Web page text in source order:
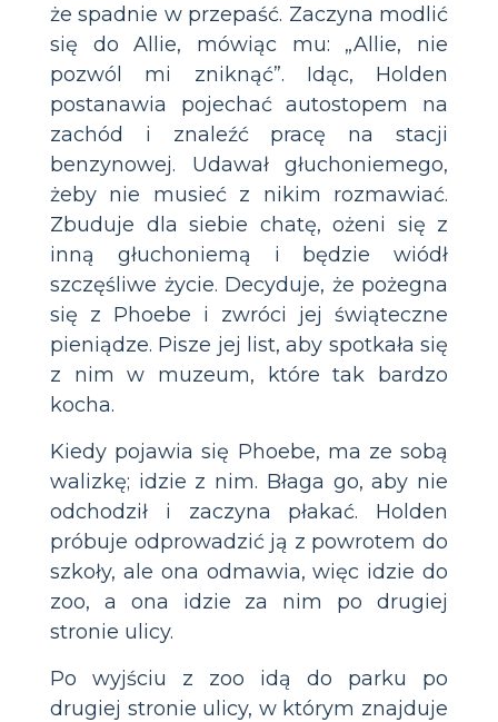
że spadnie w przepaść. Zaczyna modlić
się do Allie, mówiąc mu: „Allie, nie
pozwól mi zniknąć”. Idąc, Holden
postanawia pojechać autostopem na
zachód i znaleźć pracę na stacji
benzynowej. Udawał głuchoniemego,
żeby nie musieć z nikim rozmawiać.
Zbuduje dla siebie chatę, ożeni się z
inną głuchoniemą i będzie wiódł
szczęśliwe życie. Decyduje, że pożegna
się z Phoebe i zwróci jej świąteczne
pieniądze. Pisze jej list, aby spotkała się
z nim w muzeum, które tak bardzo
kocha.
Kiedy pojawia się Phoebe, ma ze sobą
walizkę; idzie z nim. Błaga go, aby nie
odchodził i zaczyna płakać. Holden
próbuje odprowadzić ją z powrotem do
szkoły, ale ona odmawia, więc idzie do
zoo, a ona idzie za nim po drugiej
stronie ulicy.
Po wyjściu z zoo idą do parku po
drugiej stronie ulicy, w którym znajduje